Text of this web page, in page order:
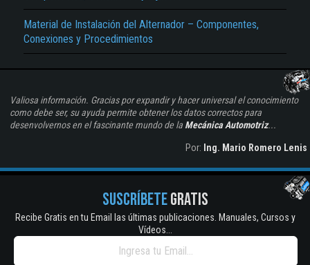
Material de Instalación del Alternador – Componentes,
Conexiones y Procedimientos
Valiosa información. Gracias por expandir y hacer universal el conocimiento
como debe ser, su ayuda permite obtener los datos correctos para
desenvolvernos en el fascinante mundo de la Mecánica Automotriz...
Por: Ing. Mario Romero Lenis
SUSCRÍBETEGRATIS
Recibe Gratis en tu Email las últimas publicaciones. Manuales, Cursos y
Vídeos...